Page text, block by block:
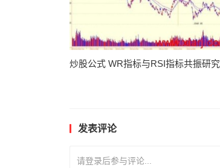
炒股公式 WR指标与RSI指标共振研究
发表评论
请登录后参与评论...